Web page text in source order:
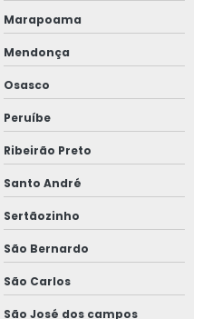
Marapoama
Mendonça
Osasco
Peruíbe
Ribeirão Preto
Santo André
Sertãozinho
São Bernardo
São Carlos
São José dos campos